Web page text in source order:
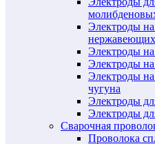
Электроды
нержавеющих
Электроды
Электроды
Электроды
чугуна
Электроды
Электроды
Сварочная
Проволока